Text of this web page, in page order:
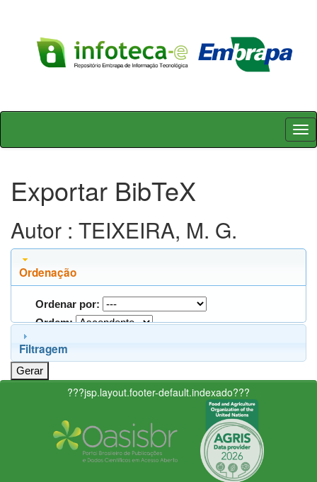
Skip
Exportar BibTeX
Autor : TEIXEIRA, M. G.
Ordenação
Ordenar por:
Ordem:
Filtragem
???jsp.layout.footer-default.indexado???